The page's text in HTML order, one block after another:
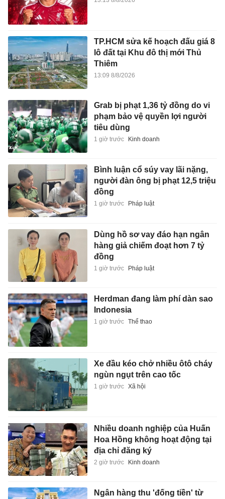
TP.HCM sửa kế hoạch đấu giá 8
lô đất tại Khu đô thị mới Thủ
Thiêm
13:09 8/8/2026
Grab bị phạt 1,36 tỷ đồng do vi
phạm bảo vệ quyền lợi người
tiêu dùng
1 giờ trước Kinh doanh
Bình luận cổ súy vay lãi nặng,
người đàn ông bị phạt 12,5 triệu
đồng
1 giờ trước Pháp luật
Dùng hồ sơ vay đáo hạn ngân
hàng giả chiếm đoạt hơn 7 tỷ
đồng
1 giờ trước Pháp luật
Herdman đang làm phí dàn sao
Indonesia
1 giờ trước Thể thao
Xe đầu kéo chở nhiều ôtô cháy
ngùn ngụt trên cao tốc
1 giờ trước Xã hội
Nhiều doanh nghiệp của Huấn
Hoa Hồng không hoạt động tại
địa chỉ đăng ký
2 giờ trước Kinh doanh
Ngân hàng thu 'đống tiền' từ